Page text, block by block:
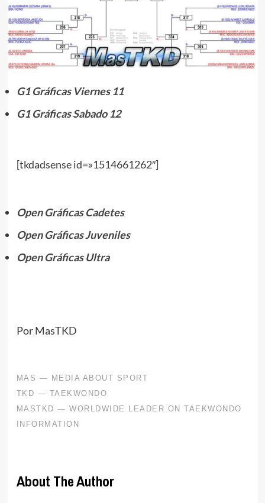
G1 Gráficas Viernes 11
G1 Gráficas Sabado 12
[tkdadsense id=»1514661262″]
Open Gráficas Cadetes
Open Gráficas Juveniles
Open Gráficas Ultra
Por MasTKD
About The Author